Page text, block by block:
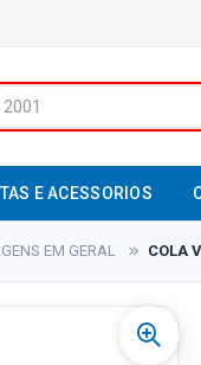
E ACESSORIOS
EM GERAL COLA